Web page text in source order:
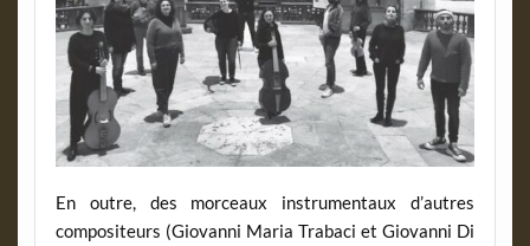
En outre, des morceaux instrumentaux d’autres
compositeurs (Giovanni Maria Trabaci et Giovanni Di